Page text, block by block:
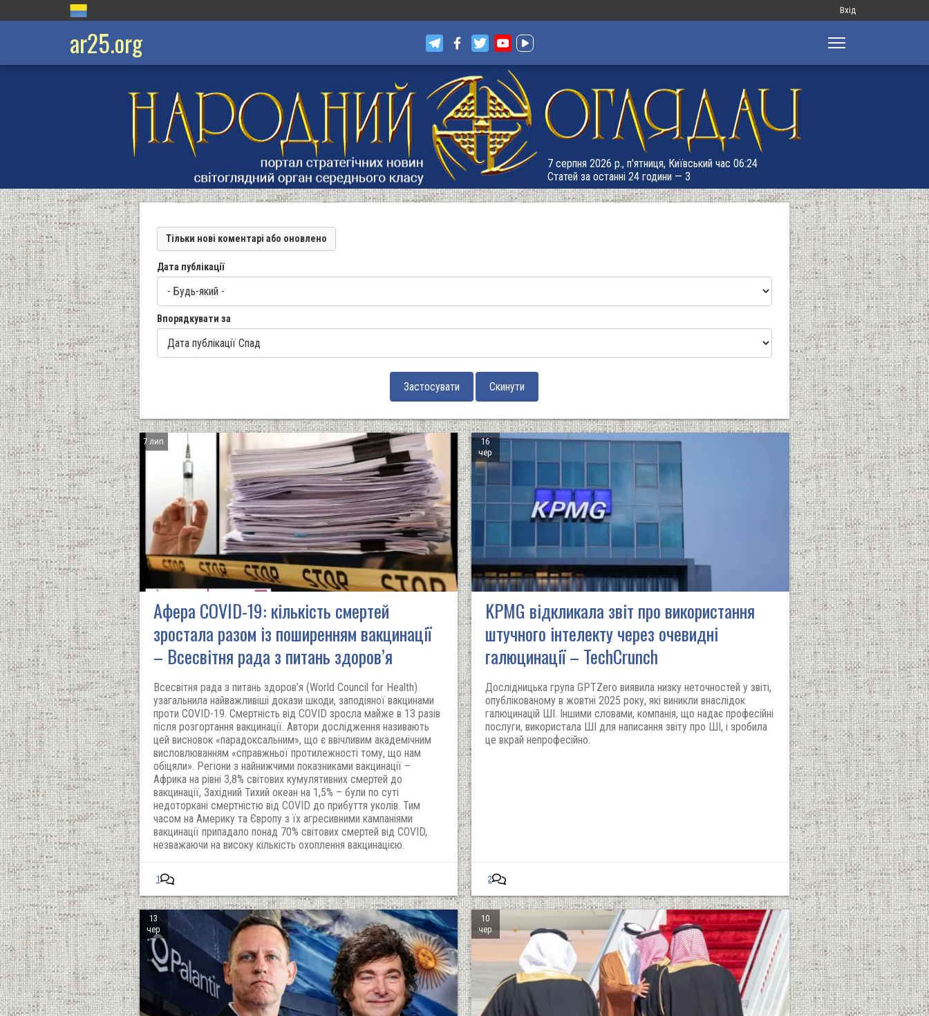
Меню
запису
Вхід
ar25.org
7 серпня 2026 р., п'ятниця, Київський час 06:24
Статей за останні 24 години — 3
Тільки нові коментарі або оновлено
Дата публікації
Впорядкувати за
7 лип
Афера COVID-19: кількість смертей
зростала разом із поширенням вакцинації
– Всесвітня рада з питань здоров’я
Всесвітня рада з питань здоров’я (World Council for Health)
узагальнила найважливіші докази шкоди, заподіяної вакцинами
проти COVID-19. Смертність від COVID зросла майже в 13 разів
після розгортання вакцинації. Автори дослідження називають
цей висновок «парадоксальним», що є ввічливим академічним
висловлюванням «справжньої протилежності тому, що нам
обіцяли». Регіони з найнижчими показниками вакцинації –
Африка на рівні 3,8% світових кумулятивних смертей до
вакцинації, Західний Тихий океан на 1,5% – були по суті
недоторкані смертністю від COVID до прибуття уколів. Тим
часом на Америку та Європу з їх агресивними кампаніями
вакцинації припадало понад 70% світових смертей від COVID,
незважаючи на високу кількість охоплення вакцинацією.
1
16
чер
KPMG відкликала звіт про використання
штучного інтелекту через очевидні
галюцинації – TechCrunch
Дослідницька група GPTZero виявила низку неточностей у звіті,
опублікованому в жовтні 2025 року, які виникли внаслідок
галюцинацій ШІ. Іншими словами, компанія, що надає професійні
послуги, використала ШІ для написання звіту про ШІ, і зробила
це вкрай непрофесійно.
2
13
чер
10
чер